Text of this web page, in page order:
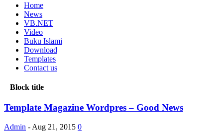
Home
News
VB.NET
Video
Buku Islami
Download
Templates
Contact us
Block title
Template Magazine Wordpres – Good News
Admin - Aug 21, 2015 0